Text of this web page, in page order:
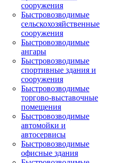
сооружения
Быстровозводимые
сельскохозяйственные
сооружения
Быстровозводимые
ангары
Быстровозводимые
спортивные здания и
сооружения
Быстровозводимые
торгово-выставочные
помещения
Быстровозводимые
автомойки и
автосервисы
Быстровозводимые
офисные здания